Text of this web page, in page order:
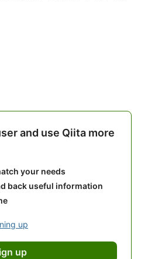
and use Qiita more
your needs
back useful information
up
up